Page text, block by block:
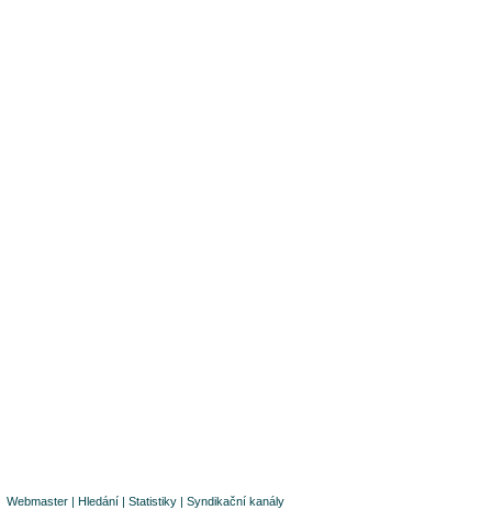
Webmaster | Hledání | Statistiky | Syndikační kanály